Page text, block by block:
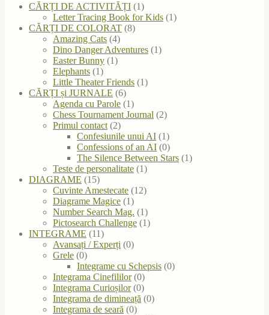
CĂRȚI DE ACTIVITĂȚI (1)
Letter Tracing Book for Kids (1)
CĂRȚI DE COLORAT (8)
Amazing Cats (4)
Dino Danger Adventures (1)
Easter Bunny (1)
Elephants (1)
Little Theater Friends (1)
CĂRȚI și JURNALE (6)
Agenda cu Parole (1)
Chess Tournament Journal (2)
Primul contact (2)
Confesiunile unui AI (1)
Confessions of an AI (0)
The Silence Between Stars (1)
Teste de personalitate (1)
DIAGRAME (15)
Cuvinte Amestecate (12)
Diagrame Magice (1)
Number Search Mag. (1)
Pictosearch Challenge (1)
INTEGRAME (11)
Avansați / Experți (0)
Grele (0)
Integrame cu Schepsis (0)
Integrama Cinefililor (0)
Integrama Curioșilor (0)
Integrama de dimineață (0)
Integrama de seară (0)